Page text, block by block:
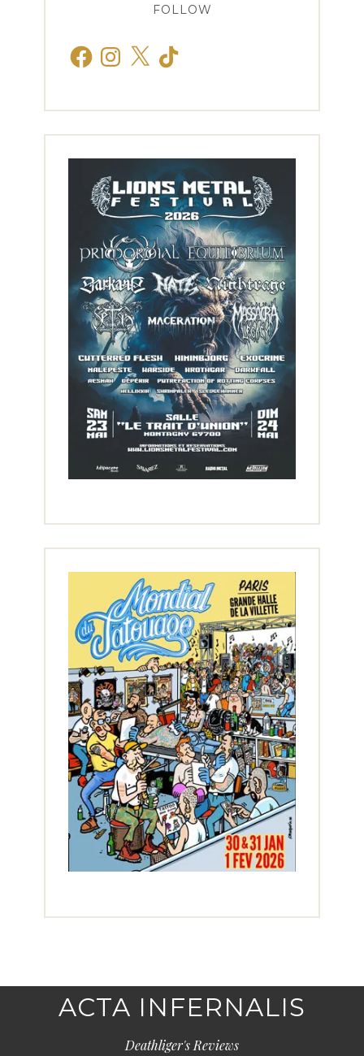
FOLLOW
FacebookInstagram
X TikTok
ACTA INFERNALIS
Deathliger's Reviews